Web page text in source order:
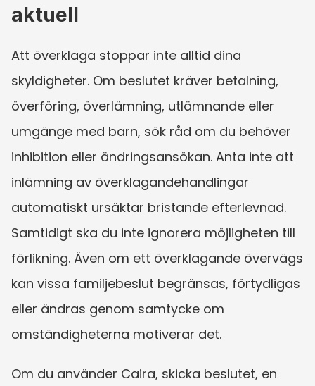
aktuell
Att överklaga stoppar inte alltid dina
skyldigheter. Om beslutet kräver betalning,
överföring, överlämning, utlämnande eller
umgänge med barn, sök råd om du behöver
inhibition eller ändringsansökan. Anta inte att
inlämning av överklagandehandlingar
automatiskt ursäktar bristande efterlevnad.
Samtidigt ska du inte ignorera möjligheten till
förlikning. Även om ett överklagande övervägs
kan vissa familjebeslut begränsas, förtydligas
eller ändras genom samtycke om
omständigheterna motiverar det.
Om du använder Caira, skicka beslutet, en